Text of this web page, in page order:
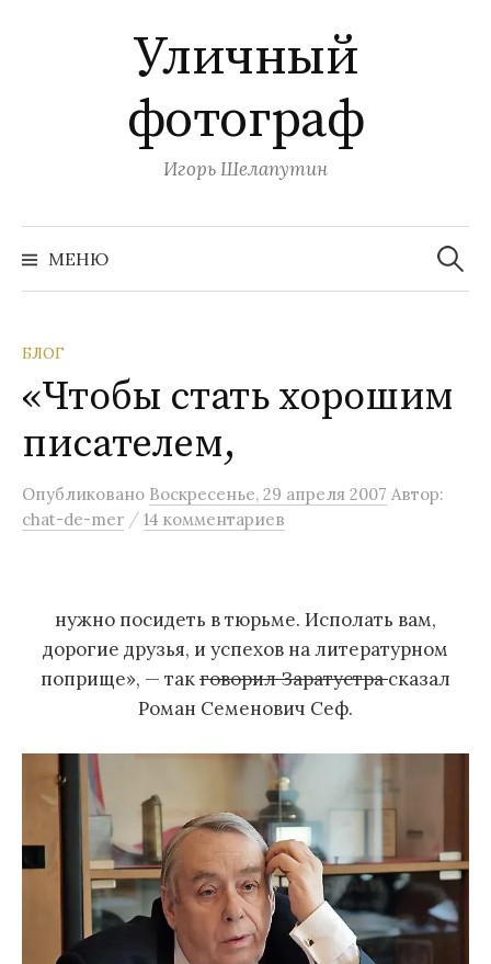
к
с
ж
м
о
м
Уличный
фотограф
Игорь Шелапутин
МЕНЮ а
й
БЛОГ
«Чтобы стать хорошим
писателем,
Опубликовано Воскресенье, 29 апреля 2007 Автор:
chat-de-mer / 14 комментариев
нужно посидеть в тюрьме. Исполать вам,
дорогие друзья, и успехов на литературном
поприще», — такговорил Заратустрасказал
Роман Семенович Сеф.